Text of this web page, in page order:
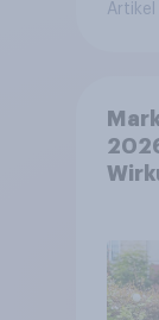
Artikel